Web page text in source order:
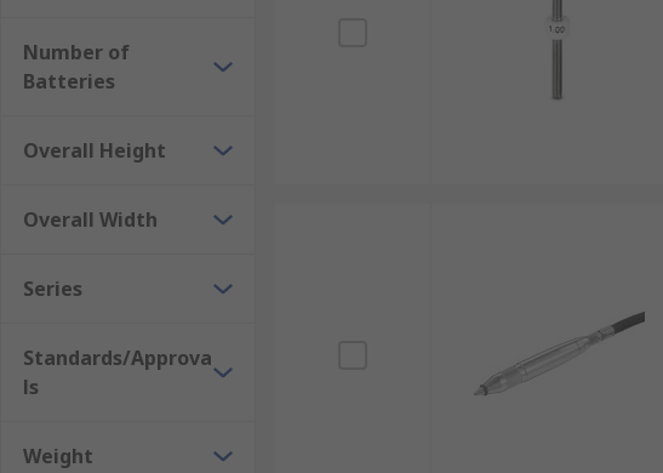
Number of
Batteries
Overall Height
Overall Width
Series
Standards/Approva
ls
Weight